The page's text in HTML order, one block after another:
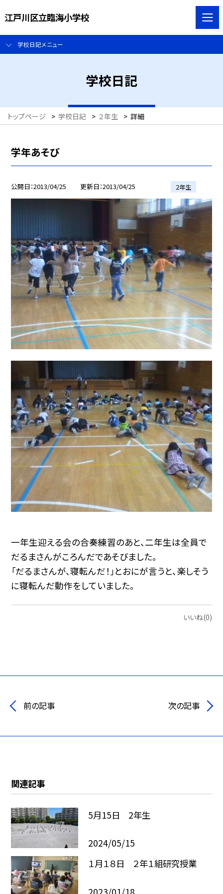
江戸川区立臨海小学校
学校日記メニュー
学校日記
トップページ > 学校日記 > ２年生 > 詳細
学年あそび
公開日 2013/04/25 更新日 2013/04/25 ２年生
一年生迎える会の合奏練習のあと、二年生は全員で
だるまさんがころんだであそびました。
「だるまさんが、寝転んだ！」とおにが言うと、楽しそう
に寝転んだ動作をしていました。
いいね(0)
前の記事 次の記事
関連記事
5月15日 2年生
2024/05/15
１月１８日 ２年１組研究授業